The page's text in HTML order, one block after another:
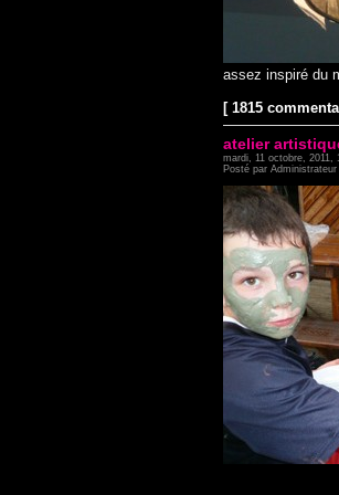
assez inspiré du
[ 1815
atelier
mardi, 11 octobre, 2011,
Posté par Administrateur